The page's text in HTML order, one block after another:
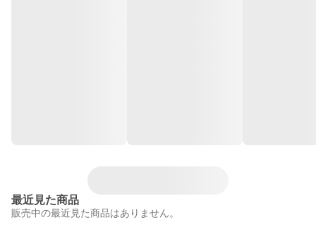
最近見た商品
販売中の最近見た商品はありません。